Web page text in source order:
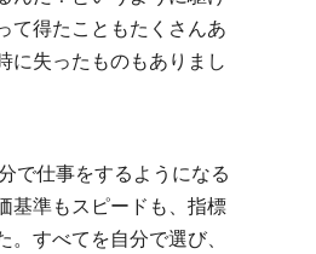
て得たこともたくさんあ
に失ったものもありまし
で仕事をするようになる
基準もスピードも、指標
すべてを自分で選び、